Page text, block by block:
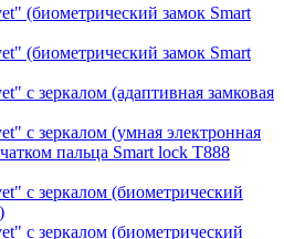
(биометрический замок Smart
(биометрический замок Smart
с зеркалом (адаптивная замковая
с зеркалом (умная электронная
пальца Smart lock T888
с зеркалом (биометрический
с зеркалом (биометрический